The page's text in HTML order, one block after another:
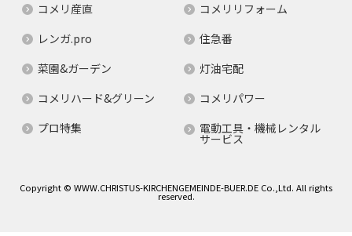
コメリ産直
コメリリフォーム
レンガ.pro
住急番
菜園&ガーデン
灯油宅配
コメリハード&グリーン
コメリパワー
プロ特集
電動工具・機械レンタル
サービス
Copyright © WWW.CHRISTUS-KIRCHENGEMEINDE-BUER.DE Co.,Ltd. All rights
reserved.